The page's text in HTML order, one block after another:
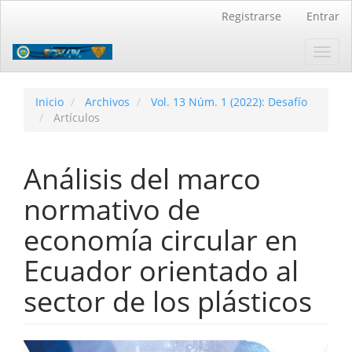
principal
Barra
Registrarse Entrar
Inicio Archivos
Vol. 13 Núm. 1 (2022): Desafío
Artículos
Análisis del marco
normativo de
economía circular en
Ecuador orientado al
sector de los plásticos